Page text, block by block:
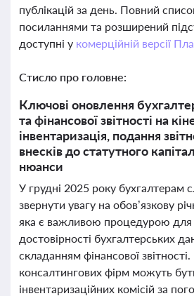
публікацій за день. Повний
посиланнями та розширений
доступні у комерційній версії
Стисло про головне:
Ключові оновлення
та фінансової звітності на
інвентаризація, подання
внесків до статутного
нюанси
У грудні 2025 року бухгалтерам
звернути увагу на обов’язкову
яка є важливою процедурою для
достовірності бухгалтерських
складанням фінансової
консалтингових фірм можуть
інвентаризаційних комісій за